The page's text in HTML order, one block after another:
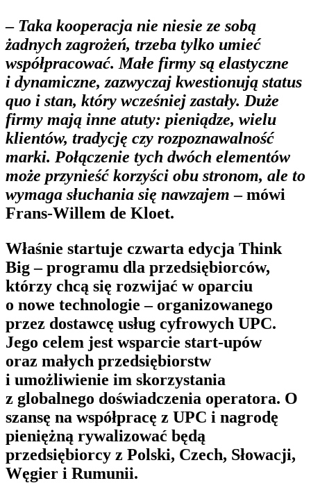
–Taka kooperacja nie niesie ze sobą
żadnych zagrożeń, trzeba tylko umieć
współpracować. Małe firmy są elastyczne
i dynamiczne, zazwyczaj kwestionują status
quo i stan, który wcześniej zastały. Duże
firmy mają inne atuty: pieniądze, wielu
klientów, tradycję czy rozpoznawalność
marki. Połączenie tych dwóch elementów
może przynieść korzyści obu stronom, ale to
wymaga słuchania się nawzajem – mówi
Frans-Willem de Kloet.
Właśnie startuje czwarta edycja Think
Big – programu dla przedsiębiorców,
którzy chcą się rozwijać w oparciu
o nowe technologie – organizowanego
przez dostawcę usług cyfrowych UPC.
Jego celem jest wsparcie start-upów
oraz małych przedsiębiorstw
i umożliwienie im skorzystania
z globalnego doświadczenia operatora. O
szansę na współpracę z UPC i nagrodę
pieniężną rywalizować będą
przedsiębiorcy z Polski, Czech, Słowacji,
Węgier i Rumunii.